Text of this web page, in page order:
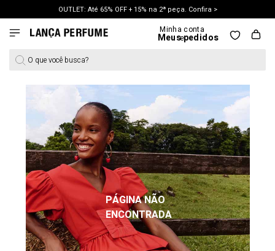
OUTLET: Até 65% OFF + 15% na 2ª peça. Confira >
LANÇAMENTO PRIMAVERA 27. Clique e aproveite.
O que você busca?
PÁGINA NÃO
ENCONTRADA